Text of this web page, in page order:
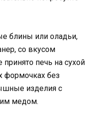
блины или оладьи,
со вкусом
печь на сухой
формочках без
изделия с
медом.